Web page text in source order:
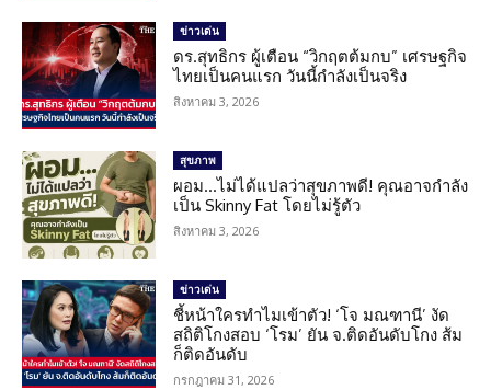
ข่าวเด่น
ดร.สุทธิกร ผู้เตือน “วิกฤตต้มกบ” เศรษฐกิจ
ไทยเป็นคนแรก วันนี้กำลังเป็นจริง
สิงหาคม 3, 2026
สุขภาพ
ผอม…ไม่ได้แปลว่าสุขภาพดี! คุณอาจกำลัง
เป็น Skinny Fat โดยไม่รู้ตัว
สิงหาคม 3, 2026
ข่าวเด่น
ชี้หน้าใครทำไมเข้าตัว! ‘โจ มณฑานี’ งัด
สถิติโกงสอบ ‘โรม’ ยัน จ.ติดอันดับโกง ส้ม
ก็ติดอันดับ
กรกฎาคม 31, 2026